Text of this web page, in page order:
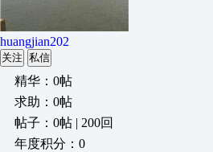
huangjian202
关注 私信
精华：0帖
求助：0帖
帖子：0帖 | 200回
年度积分：0